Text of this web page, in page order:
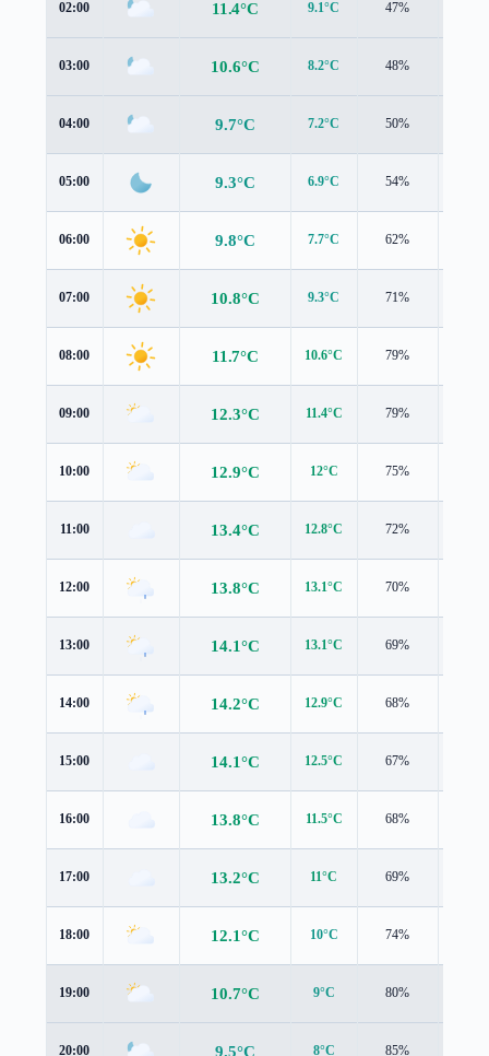
02:00 11.4°C 9.1°C 47%
03:00 10.6°C 8.2°C 48%
04:00 9.7°C 7.2°C 50%
05:00 9.3°C 6.9°C 54%
06:00 9.8°C 7.7°C 62%
07:00 10.8°C 9.3°C 71%
08:00 11.7°C 10.6°C 79%
09:00 12.3°C 11.4°C 79%
10:00 12.9°C 12°C 75%
11:00 13.4°C 12.8°C 72%
12:00 13.8°C 13.1°C 70%
13:00 14.1°C 13.1°C 69%
14:00 14.2°C 12.9°C 68%
15:00 14.1°C 12.5°C 67%
16:00 13.8°C 11.5°C 68%
17:00 13.2°C 11°C 69%
18:00 12.1°C 10°C 74%
19:00 10.7°C 9°C 80%
20:00 9.5°C 8°C 85%